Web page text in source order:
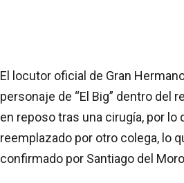
El locutor oficial de Gran
personaje de “El Big” dentro del
en reposo tras una cirugía, por lo
reemplazado por otro colega, lo
confirmado por Santiago del